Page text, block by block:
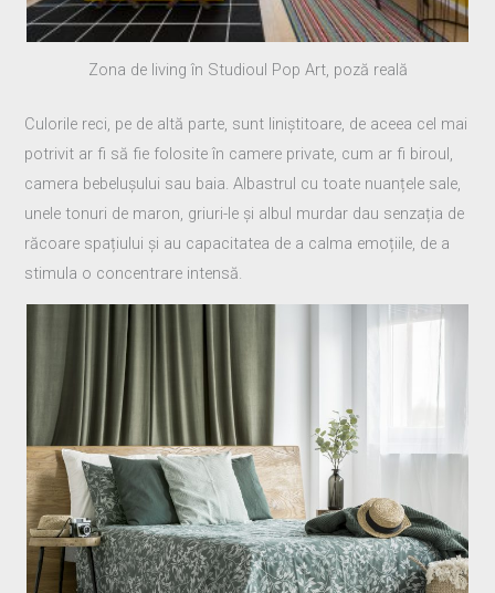
Zona de living în Studioul Pop Art, poză reală
Culorile reci, pe de altă parte, sunt liniștitoare, de aceea cel mai
potrivit ar fi să fie folosite în camere private, cum ar fi biroul,
camera bebelușului sau baia. Albastrul cu toate nuanțele sale,
unele tonuri de maron, griuri-le și albul murdar dau senzația de
răcoare spațiului și au capacitatea de a calma emoțiile, de a
stimula o concentrare intensă.